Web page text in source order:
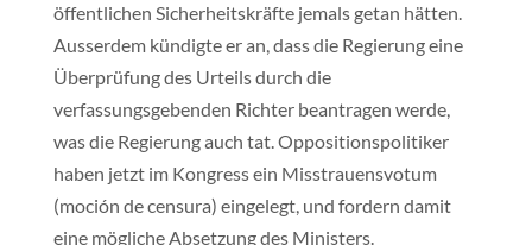
öffentlichen Sicherheitskräfte jemals getan hätten.
Ausserdem kündigte er an, dass die Regierung eine
Überprüfung des Urteils durch die
verfassungsgebenden Richter beantragen werde,
was die Regierung auch tat. Oppositionspolitiker
haben jetzt im Kongress ein Misstrauensvotum
(moción de censura) eingelegt, und fordern damit
eine mögliche Absetzung des Ministers.